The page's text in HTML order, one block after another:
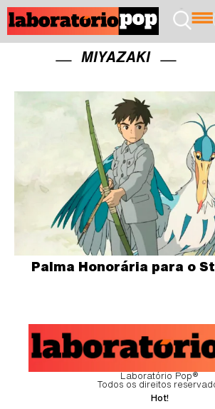
MIYAZAKI
Palma Honorária para o
Laboratório Pop®
Todos os direitos
Hot!